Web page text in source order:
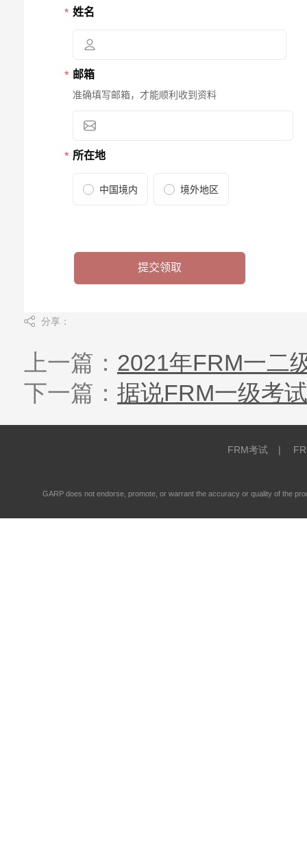
分享：
上一篇： 2021年FRM一二
下一篇： 据说FRM一级考
FRM考试 |
GARP does not endorse, promote, or warrant the accuracy or quality of the